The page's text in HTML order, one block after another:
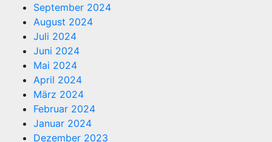
September 2024
August 2024
Juli 2024
Juni 2024
Mai 2024
April 2024
März 2024
Februar 2024
Januar 2024
Dezember 2023